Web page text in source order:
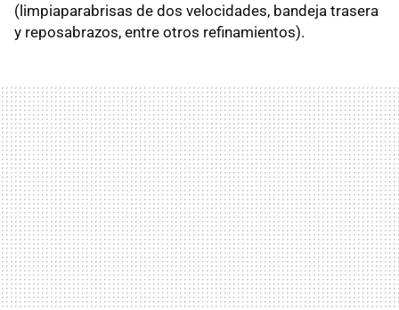
(limpiaparabrisas de dos velocidades, bandeja trasera
y reposabrazos, entre otros refinamientos).